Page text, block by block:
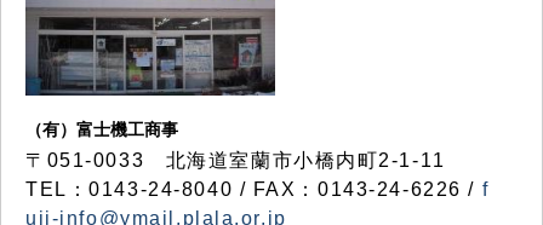
（有）富士機工商事
〒051-0033 北海道室蘭市小橋内町2-1-11
TEL：0143-24-8040 / FAX：0143-24-6226 / f
uji-info@ymail.plala.or.jp